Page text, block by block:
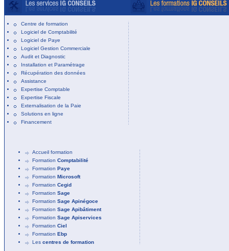
Centre de formation
Logiciel de Comptabilité
Logiciel de Paye
Logiciel Gestion Commerciale
Audit et Diagnostic
Installation et Paramétrage
Récupération des données
Assistance
Expertise Comptable
Expertise Fiscale
Externalisation de la Paie
Solutions en ligne
Financement
Accueil formation
Formation Comptabilité
Formation Paye
Formation Microsoft
Formation Cegid
Formation Sage
Formation Sage Apinégoce
Formation Sage Apibâtiment
Formation Sage Apiservices
Formation Ciel
Formation Ebp
Les centres de formation